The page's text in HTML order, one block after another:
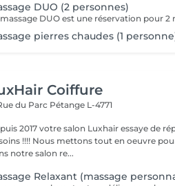
DUO (2 personnes)
pierres chaudes (1
Coiffure
du Parc Pétange L-4771
2017 votre salon Luxhair essaye de
tout en oeuvre pour que votre passage
notre salon re...
Relaxant (massage